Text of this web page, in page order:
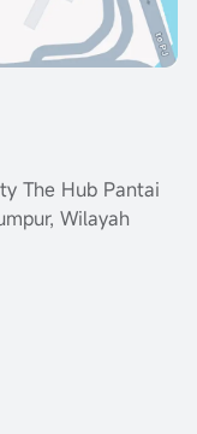
The Hub Pantai
Wilayah